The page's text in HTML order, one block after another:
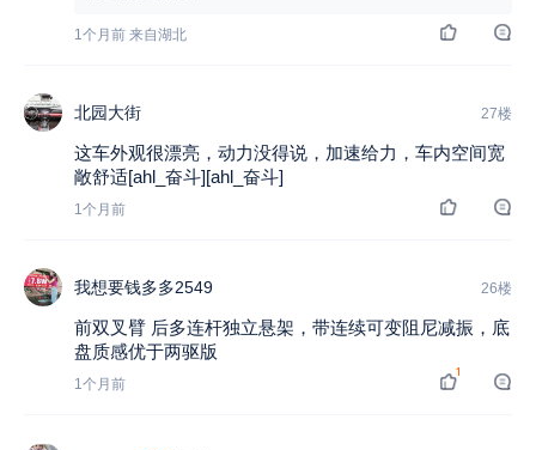
1个月前 来自湖北
北园大街 27楼
这车外观很漂亮，动力没得说，加速给力，车内空间宽
敞舒适[ahl_奋斗][ahl_奋斗]
1个月前
我想要钱多多2549 26楼
前双叉臂 后多连杆独立悬架，带连续可变阻尼减振，底
盘质感优于两驱版
1个月前
1